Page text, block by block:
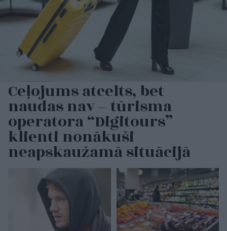
Ceļojums atcelts, bet
naudas nav – tūrisma
operatora “Digitours”
klienti nonākuši
neapskaužamā situācijā